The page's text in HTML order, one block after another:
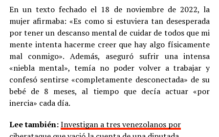
En un texto fechado el 18 de noviembre de 2022, la
mujer afirmaba: «Es como si estuviera tan desesperada
por tener un descanso mental de cuidar de todos que mi
mente intenta hacerme creer que hay algo físicamente
mal conmigo». Además, aseguró sufrir una intensa
«niebla mental», temía no poder volver a trabajar y
confesó sentirse «completamente desconectada» de su
bebé de 8 meses, al tiempo que decía actuar «por
inercia» cada día.
Lee también:Investigan a tres venezolanos por